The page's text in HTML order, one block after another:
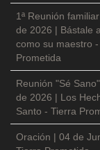
1ª Reunión
de 2026 | Bástale
como su maestro
Prometida
Reunión "Sé
de 2026 | Los
Santo - Tierra
Oración | 04 de